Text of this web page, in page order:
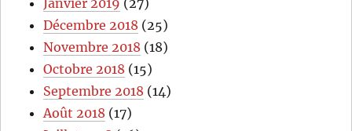
Décembre 2018 (25)
Novembre 2018 (18)
Octobre 2018 (15)
Septembre 2018 (14)
Août 2018 (17)